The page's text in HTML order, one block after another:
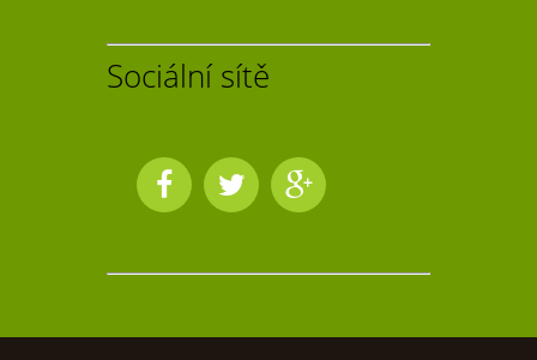
Sociální sítě